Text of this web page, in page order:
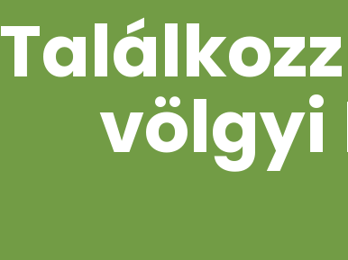
völgyi